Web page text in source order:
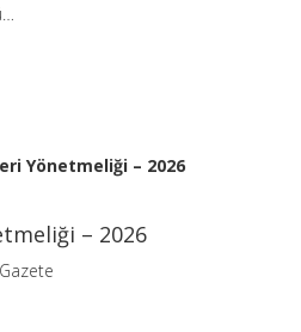
Yönetmeliği – 2026
– 2026